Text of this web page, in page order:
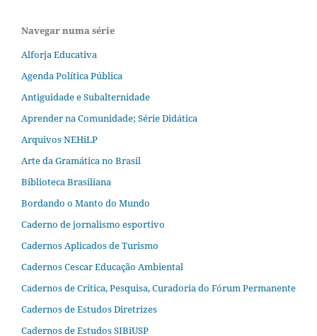
Navegar numa série
Alforja Educativa
Agenda Política Pública
Antiguidade e Subalternidade
Aprender na Comunidade; Série Didática
Arquivos NEHiLP
Arte da Gramática no Brasil
Biblioteca Brasiliana
Bordando o Manto do Mundo
Caderno de jornalismo esportivo
Cadernos Aplicados de Turismo
Cadernos Cescar Educação Ambiental
Cadernos de Crítica, Pesquisa, Curadoria do Fórum Permanente
Cadernos de Estudos Diretrizes
Cadernos de Estudos SIBiUSP